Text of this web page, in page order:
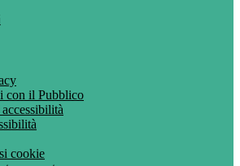
con il Pubblico
cookie